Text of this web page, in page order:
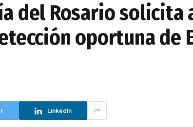
del Rosario solicita
oportuna de
LinkedIn